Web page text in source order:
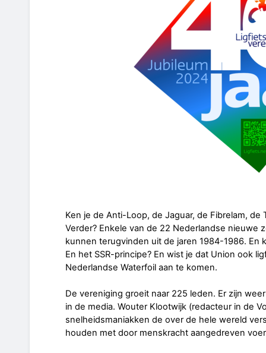
Ken je de Anti-Loop, de Jaguar, de Fibrelam,
Verder? Enkele van de 22 Nederlandse nieuwe
kunnen terugvinden uit de jaren 1984-1986. En
En het SSR-principe? En wist je dat Union ook
Nederlandse Waterfoil aan te komen.
De vereniging groeit naar 225 leden. Er zijn
in de media. Wouter Klootwijk (redacteur in de
snelheidsmaniakken de over de hele wereld
houden met door menskracht aangedreven